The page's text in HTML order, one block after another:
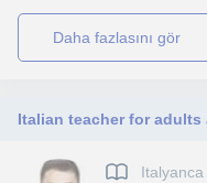
daha fazlasını gör
Italyanca